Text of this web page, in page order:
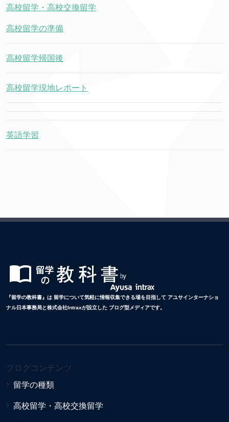
高校留学・高校交換留学
高校留学の準備
高校留学帰国後
高校留学現地レポート
英語学習
『留学の教科書』は 留学について気軽に情報収集できる場を目指して アユサインターナショ
ナル日本事務局と株式会社Intraxが設立した ブログ型メディアです。
ブログコンテンツ
留学の種類
高校留学・高校交換留学